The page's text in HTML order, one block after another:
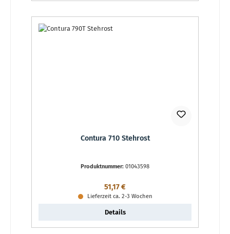
Contura 710 Stehrost
Produktnummer: 01043598
Regulärer Preis:
51,17 €
Lieferzeit ca. 2-3 Wochen
Details